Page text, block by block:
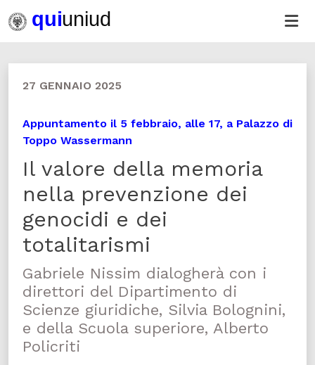
27 GENNAIO 2025
Appuntamento il 5 febbraio, alle 17, a Palazzo di
Toppo Wassermann
Il valore della memoria
nella prevenzione dei
genocidi e dei
totalitarismi
Gabriele Nissim dialogherà con i
direttori del Dipartimento di
Scienze giuridiche, Silvia Bolognini,
e della Scuola superiore, Alberto
Policriti